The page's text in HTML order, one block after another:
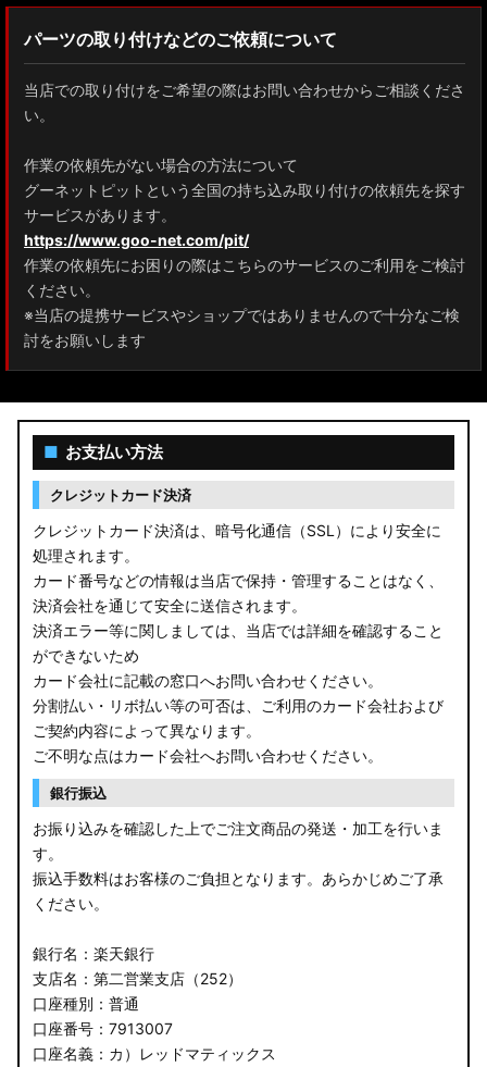
ZWR90W/ZWR95W/MZRA90W/MZRA95W ノア/ヴォクシー
ZRR80 ノア/ヴォクシー
NHP17/NSP17NCP17 シエンタ
M900A/M910A ルーミー
A200A/A210A ライズ
E52 エルグランド
T32 エクストレイル
C28 セレナ
B21A デイズルークス
E13 ノート
E12 ノート
B44A/B45A B47A/B48A ルークス ハイウェイスター
JF3/4 N-BOX カスタム
JH3/4 N-WGN
JH1/2 N-WGN
RT5/6 RW1/2 CR-V
RU3/4 ヴェゼル
JW5 S660
パーツの取り付けなどのご依頼について
当店での取り付けをご希望の際はお問い合わせからご相談くださ
い。
作業の依頼先がない場合の方法について
グーネットピットという全国の持ち込み取り付けの依頼先を探す
サービスがあります。
https://www.goo-net.com/pit/
作業の依頼先にお困りの際はこちらのサービスのご利用をご検討
ください。
※当店の提携サービスやショップではありませんので十分なご検
討をお願いします
■ お支払い方法
クレジットカード決済
クレジットカード決済は、暗号化通信（SSL）により安全に
処理されます。
カード番号などの情報は当店で保持・管理することはなく、
決済会社を通じて安全に送信されます。
決済エラー等に関しましては、当店では詳細を確認すること
ができないため
カード会社に記載の窓口へお問い合わせください。
分割払い・リボ払い等の可否は、ご利用のカード会社および
ご契約内容によって異なります。
ご不明な点はカード会社へお問い合わせください。
銀行振込
お振り込みを確認した上でご注文商品の発送・加工を行いま
す。
振込手数料はお客様のご負担となります。あらかじめご了承
ください。
銀行名：楽天銀行
支店名：第二営業支店（252）
口座種別：普通
口座番号：7913007
口座名義：カ）レッドマティックス